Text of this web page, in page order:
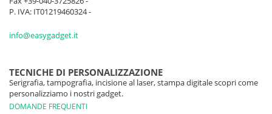
P. IVA: IT01219460324 -
info@easygadget.it
TECNICHE DI PERSONALIZZAZIONE
Serigrafia, tampografia, incisione al laser, stampa digitale scopri come
personalizziamo i nostri gadget.
DOMANDE FREQUENTI